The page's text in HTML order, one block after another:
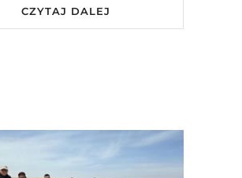
CZYTAJ DALEJ